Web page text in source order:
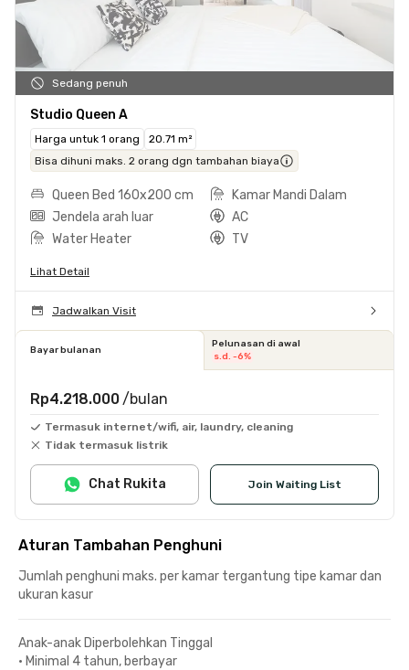
Sedang penuh
Studio Queen A
Harga untuk 1 orang
20.71 m²
Bisa dihuni maks. 2 orang dgn tambahan biaya
Queen Bed 160x200 cm
Kamar Mandi Dalam
Jendela arah luar
AC
Water Heater
TV
Lihat Detail
Jadwalkan Visit
Bayar bulanan
Pelunasan di awal
s.d. -6%
Rp4.218.000 /bulan
Termasuk internet/wifi, air, laundry, cleaning
Tidak termasuk listrik
Join Waiting List
Chat Rukita
Aturan Tambahan Penghuni
Jumlah penghuni maks. per kamar tergantung tipe kamar dan
ukuran kasur
Anak-anak Diperbolehkan Tinggal
• Minimal 4 tahun, berbayar